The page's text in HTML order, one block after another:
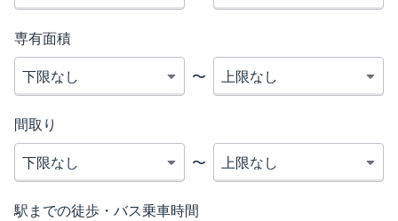
専有面積
〜
間取り
〜
駅までの徒歩・バス乗車時間